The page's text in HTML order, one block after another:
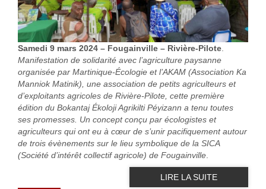
Samedi 9 mars 2024 – Fougainville – Rivière-Pilote
Manifestation de solidarité avec l’agriculture paysanne
organisée par Martinique-Écologie et l’AKAM (Association Ka
Manniok Matinik), une association de petits agriculteurs et
d’exploitants agricoles de Rivière-Pilote, cette première
édition du Bokantaj Ékoloji Agrikilti Péyizann a tenu toutes
ses promesses. Un concept conçu par écologistes et
agriculteurs qui ont eu à cœur de s’unir pacifiquement autour
de trois évènements sur le lieu symbolique de la SICA
(Société d’intérêt collectif agricole) de Fougainville
LIRE LA SUITE